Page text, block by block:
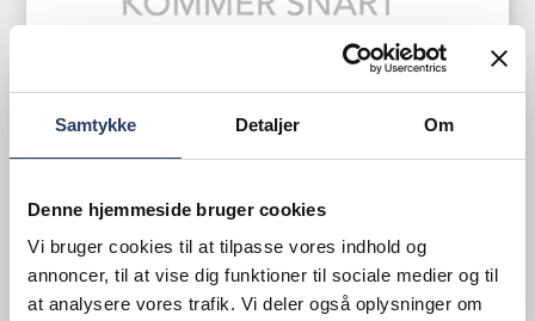
Samtykke Detaljer Om
Denne hjemmeside bruger cookies
Vi bruger cookies til at tilpasse vores indhold og
annoncer, til at vise dig funktioner til sociale medier og til
at analysere vores trafik. Vi deler også oplysninger om
Varenr.OUT01653
10.500,00 DKK /productUnit
LÆG I KURV